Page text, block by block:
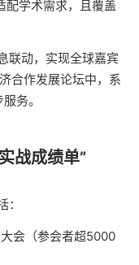
配学术需求，且覆盖
联动，实现全球嘉宾
合作发展论坛中，系
务。
战成绩单”
会（参会者超5000